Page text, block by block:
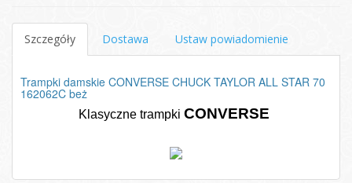
Szczegóły Dostawa Ustaw powiadomienie
Trampki damskie CONVERSE CHUCK TAYLOR ALL STAR 70
162062C beż
Klasyczne trampki CONVERSE